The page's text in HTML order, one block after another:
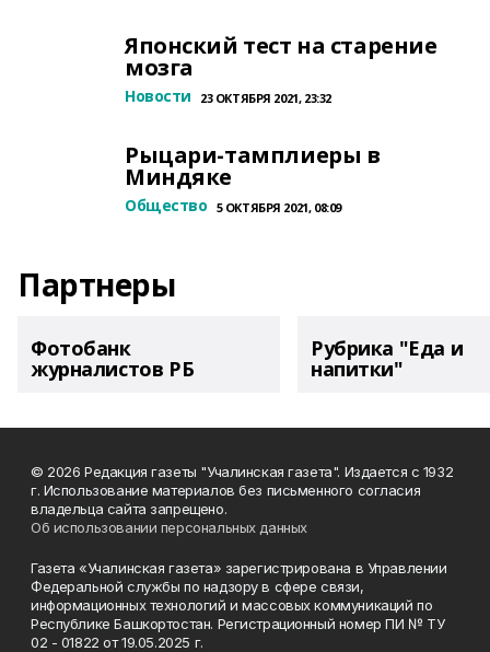
Японский тест на старение
мозга
Новости 23 ОКТЯБРЯ 2021, 23:32
Рыцари-тамплиеры в
Миндяке
Общество 5 ОКТЯБРЯ 2021, 08:09
Партнеры
Фотобанк
журналистов РБ
Рубрика "Еда и
напитки"
© 2026 Редакция газеты "Учалинская газета". Издается с 1932
г. Использование материалов без письменного согласия
владельца сайта запрещено.
Об использовании персональных данных
Газета «Учалинская газета» зарегистрирована в Управлении
Федеральной службы по надзору в сфере связи,
информационных технологий и массовых коммуникаций по
Республике Башкортостан. Регистрационный номер ПИ № ТУ
02 - 01822 от 19.05.2025 г.